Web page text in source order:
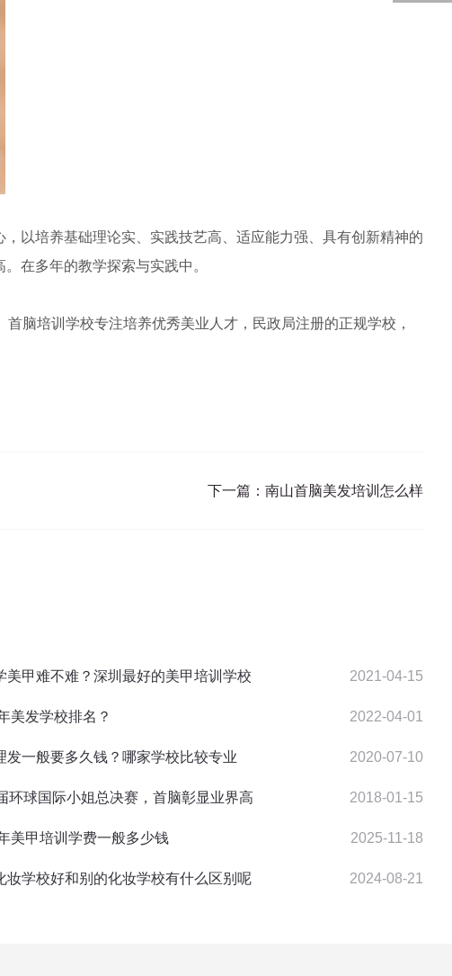
以培养基础理论实、实践技艺高、适应能力强、具有创新精神的
在多年的教学探索与实践中。
首脑培训学校专注培养优秀美业人才，民政局注册的正规学校，
下一篇： 南山首脑美发培训怎么样
美甲难不难？深圳最好的美甲培训学校 2021-04-15
美发学校排名？ 2022-04-01
发一般要多久钱？哪家学校比较专业 2020-07-10
环球国际小姐总决赛，首脑彰显业界高 2018-01-15
美甲培训学费一般多少钱 2025-11-18
妆学校好和别的化妆学校有什么区别呢 2024-08-21